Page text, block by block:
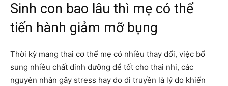
Sinh con bao lâu thì mẹ có thể
tiến hành giảm mỡ bụng
Thời kỳ mang thai cơ thể mẹ có nhiều thay đổi, việc bổ
sung nhiều chất dinh dưỡng để tốt cho thai nhi, các
nguyên nhân gây stress hay do di truyền là lý do khiến